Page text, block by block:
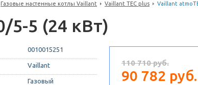
Газовые настенные котлы Vaillant Vaillant TEC plus Vaillant
5-5 (24 кВт)
0010015251
Vaillant
Газовый
110 710 руб.
90 782 руб.